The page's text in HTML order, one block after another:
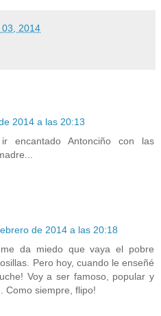
2014
2014 a las 20:13
encantado Antonciño con las
de 2014 a las 20:18
da miedo que vaya el pobre
Pero hoy, cuando le enseñé
Voy a ser famoso, popular y
Como siempre, flipo!